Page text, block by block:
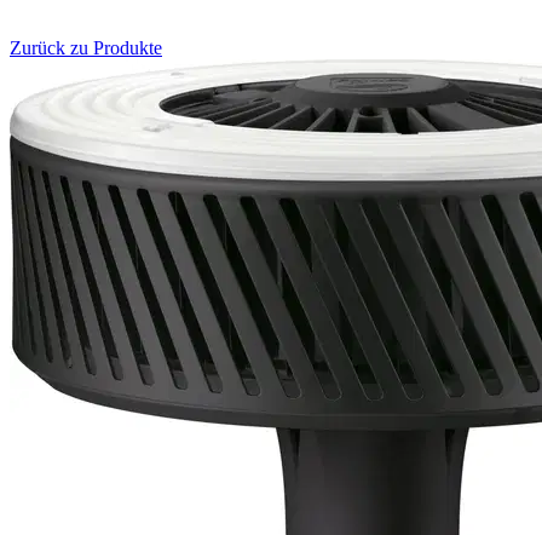
Zurück zu Produkte